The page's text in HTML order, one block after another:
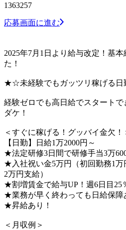
1363257
応募画面に進む
2025年7月1日より給与改定！基
た！
★☆未経験でもガッツリ稼げる
経験ゼロでも高日給でスタートで
ダケ！
＜すぐに稼げる！グッバイ金欠！
【日勤】日給1万2000円～
★法定研修3日間で研修手当3万
★入社祝い金5万円（初回勤務1万
2万円支給）
★割増賃金で給与UP！週6日目25
★業務が早く終わっても日給保障
★昇給あり！
＜月収例＞